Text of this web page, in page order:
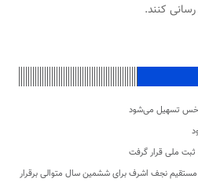
کنند.
تسهیل می‌شود
مستقیم نجف اشرف برای ششمین سال متوالی برقرار